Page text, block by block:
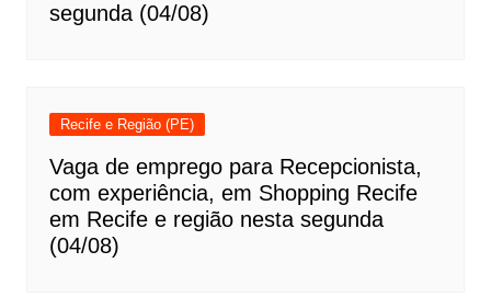
segunda (04/08)
Recife e Região (PE)
Vaga de emprego para Recepcionista,
com experiência, em Shopping Recife
em Recife e região nesta segunda
(04/08)